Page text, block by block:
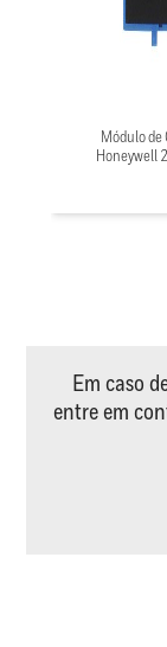
Módulo
Honeywell
Em caso
entre em